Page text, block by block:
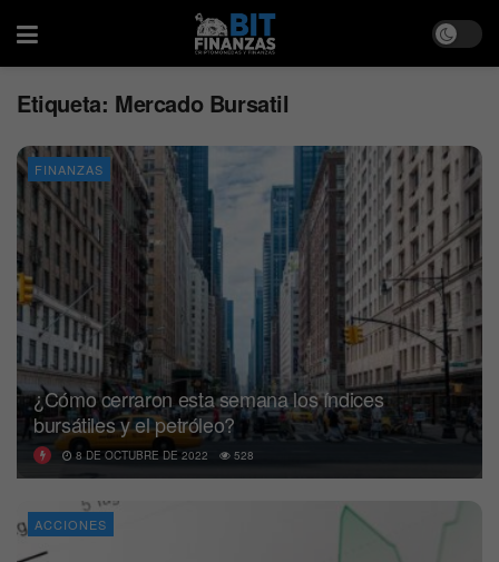
Etiqueta: Mercado Bursatil
FINANZAS
¿Cómo cerraron esta semana los índices
bursátiles y el petróleo?
8 DE OCTUBRE DE 2022 528
ACCIONES